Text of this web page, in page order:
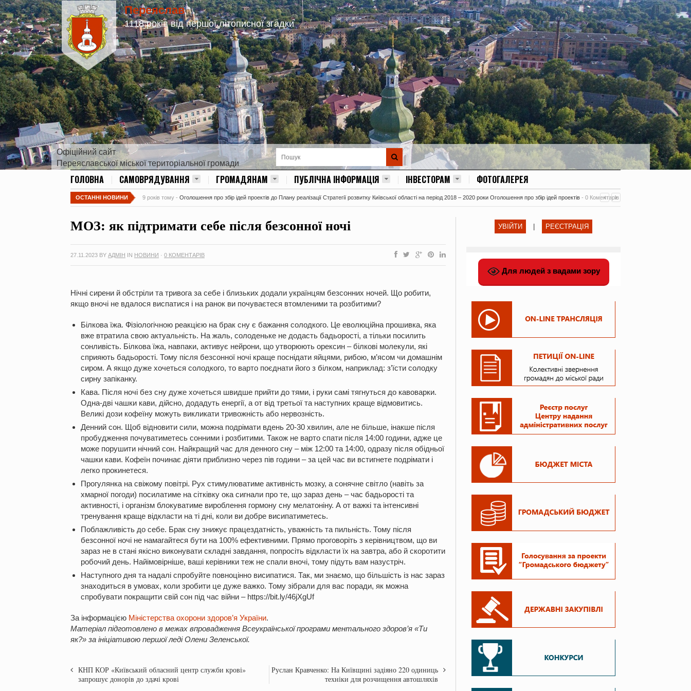
Переяслав
1118 років від першої літописної згадки
Офіційний сайт
Переяславської міської територіальної громади
ГОЛОВНА САМОВРЯДУВАННЯ ГРОМАДЯНАМ ПУБЛІЧНА ІНФОРМАЦІЯ ІНВЕСТОРАМ ФОТОГАЛЕРЕЯ
ОСТАННІ НОВИНИ 9 років тому - Оголошення про збір ідей проектів до Плану реалізації Стратегії розвитку Київської області на період 2018 – 2020 роки Оголошення про збір ідей проектів - 0 Коментарів
МОЗ: як підтримати себе після безсонної ночі
27.11.2023 BY АДМІН IN НОВИНИ · 0 КОМЕНТАРІВ
Нічні сирени й обстріли та тривога за себе і близьких додали українцям безсонних ночей. Що робити,
якщо вночі не вдалося виспатися і на ранок ви почуваєтеся втомленими та розбитими?
Білкова їжа. Фізіологічною реакцією на брак сну є бажання солодкого. Це еволюційна прошивка, яка
вже втратила свою актуальність. На жаль, солоденьке не додасть бадьорості, а тільки посилить
сонливість. Білкова їжа, навпаки, активує нейрони, що утворюють орексин – білкові молекули, які
сприяють бадьорості. Тому після безсонної ночі краще поснідати яйцями, рибою, м’ясом чи домашнім
сиром. А якщо дуже хочеться солодкого, то варто поєднати його з білком, наприклад: з’їсти солодку
сирну запіканку.
Кава. Після ночі без сну дуже хочеться швидше прийти до тями, і руки самі тягнуться до кавоварки.
Одна-дві чашки кави, дійсно, додадуть енергії, а от від третьої та наступних краще відмовитись.
Великі дози кофеїну можуть викликати тривожність або нервозність.
Денний сон. Щоб відновити сили, можна подрімати вдень 20-30 хвилин, але не більше, інакше після
пробудження почуватиметесь сонними і розбитими. Також не варто спати після 14:00 години, адже це
може порушити нічний сон. Найкращий час для денного сну – між 12:00 та 14:00, одразу після обідньої
чашки кави. Кофеїн починає діяти приблизно через пів години – за цей час ви встигнете подрімати і
легко прокинетеся.
Прогулянка на свіжому повітрі. Рух стимулюватиме активність мозку, а сонячне світло (навіть за
хмарної погоди) посилатиме на сітківку ока сигнали про те, що зараз день – час бадьорості та
активності, і організм блокуватиме вироблення гормону сну мелатоніну. А от важкі та інтенсивні
тренування краще відкласти на ті дні, коли ви добре висипатиметесь.
Поблажливість до себе. Брак сну знижує працездатність, уважність та пильність. Тому після
безсонної ночі не намагайтеся бути на 100% ефективними. Прямо проговоріть з керівництвом, що ви
зараз не в стані якісно виконувати складні завдання, попросіть відкласти їх на завтра, або й скоротити
робочий день. Найімовірніше, ваші керівники теж не спали вночі, тому підуть вам назустріч.
Наступного дня та надалі спробуйте повноцінно висипатися. Так, ми знаємо, що більшість із нас зараз
знаходиться в умовах, коли зробити це дуже важко. Тому зібрали для вас поради, як можна
спробувати покращити свій сон під час війни – https://bit.ly/46jXgUf
За інформацією Міністерства охорони здоров’я України.
Матеріал підготовлено в межах впровадження Всеукраїнської програми ментального здоров’я «Ти
як?» за ініціативою першої леді Олени Зеленської.
КНП КОР «Київський обласний центр служби крові»
запрошує донорів до здачі крові
Руслан Кравченко: На Київщині задіяно 220 одиниць
техніки для розчищення автошляхів
УВІЙТИ РЕЄСТРАЦІЯ
Для людей з вадами зору